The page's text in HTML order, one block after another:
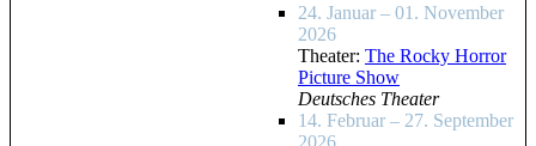
24. Januar – 01. November
2026
Theater: The Rocky Horror
Picture Show
Deutsches Theater
14. Februar – 27. September
2026